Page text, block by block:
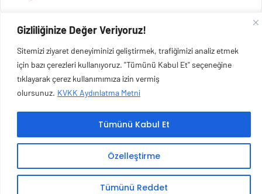
Gizliliğinize Değer Veriyoruz!
Sitemizi ziyaret deneyiminizi geliştirmek, trafiğimizi analiz etmek
için bazı çerezleri kullanıyoruz. "Tümünü Kabul Et" seçeneğine
tıklayarak çerez kullanımımıza izin vermiş
olursunuz. KVKK Aydınlatma Metni
Özelleştirme
Tümünü Reddet
Tümünü Kabul Et
$73,13+ KDV
Copyright © 2026 Esen Isıtma Soğutma İnşaat Ltd Şti | Tüm Hakları Saklıdır.